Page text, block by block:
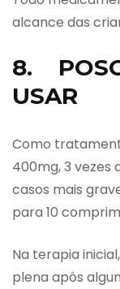
alcance das
8.
USAR
Como
400mg, 3 vezes
casos mais
para 10
Na terapia
plena após